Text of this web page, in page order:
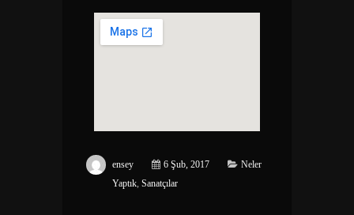
ensey 6 Şub, 2017
Neler
Yaptık, Sanatçılar